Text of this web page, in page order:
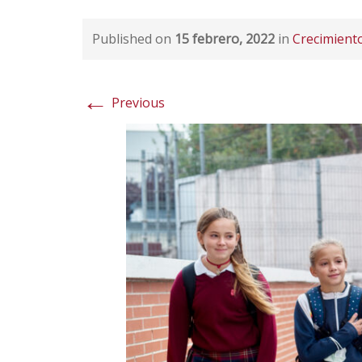
Published on 15 febrero, 2022 in
← Previous